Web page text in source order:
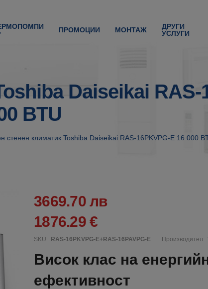
ПРОМОЦИИ МОНТАЖ
ДРУГИ
УСЛУГИ
Daiseikai RAS-
BTU
стенен климатик Toshiba Daiseikai RAS-16PKVPG-E 16 000
3669.70 лв
1876.29 €
SKU: RAS-16PKVPG-E+RAS-16PAVPG-E Производител:
Висок клас на
ефективност